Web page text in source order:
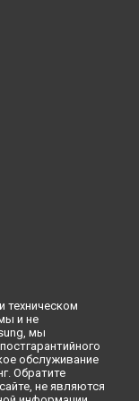
техническом
и не
мы
обслуживание
Обратите
не являются